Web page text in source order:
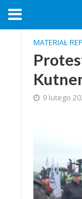
MATERIAŁ
9 lutego